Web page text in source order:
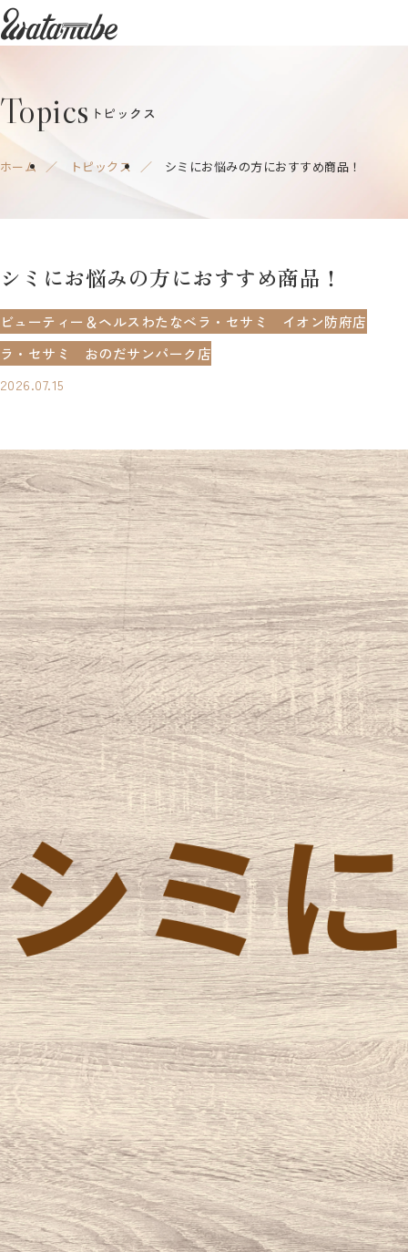
watanabe
Topics トピックス
ホーム トピックス シミにお悩みの方におすすめ商品！
シミに​お悩みの​方に​おすすめ商品！
ビューティー＆ヘルスわたなべラ・セサミ イオン防府店
ラ・セサミ おのだサンパーク店
2026.07.15